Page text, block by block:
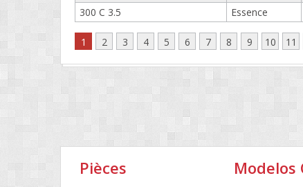
300 C 3.5
Essence
1 2 3 4 5 6 7 8 9 10 11
Pièces Modelos